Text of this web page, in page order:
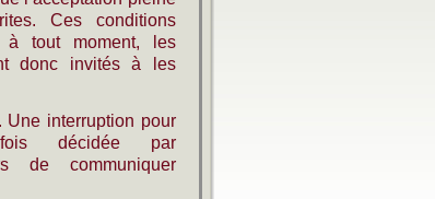
Ces conditions
à tout moment, les
donc invités à les
Une interruption pour
décidée par
de communiquer